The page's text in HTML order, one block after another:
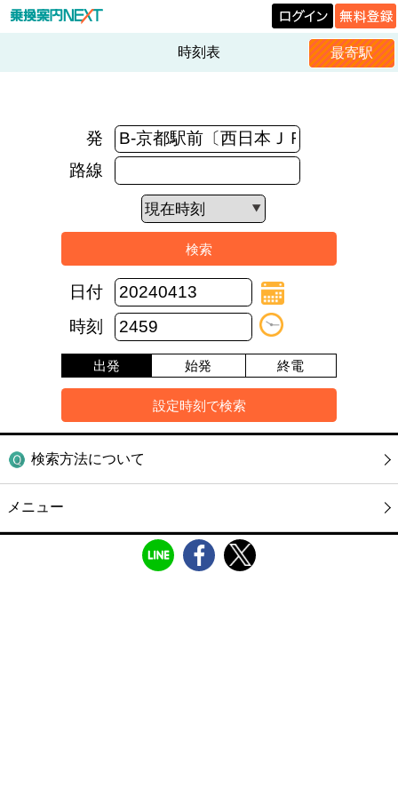
時刻表 最寄駅
発
路線
日付
時刻
出発 始発 終電
検索方法について
メニュー